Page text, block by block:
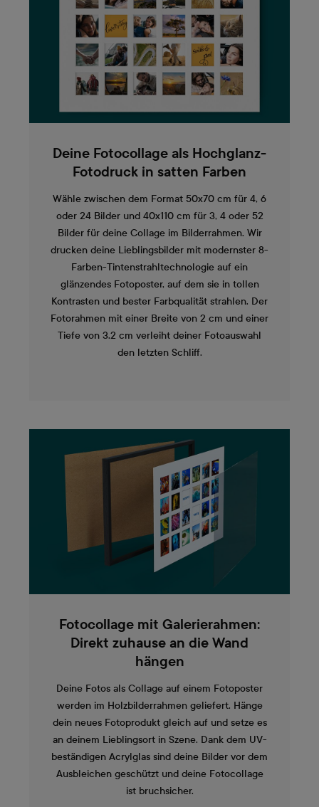
Deine Fotocollage als Hochglanz-
Fotodruck in satten Farben
Wähle zwischen dem Format 50x70 cm für 4, 6
oder 24 Bilder und 40x110 cm für 3, 4 oder 52
Bilder für deine Collage im Bilderrahmen. Wir
drucken deine Lieblingsbilder mit modernster 8-
Farben-Tintenstrahltechnologie auf ein
glänzendes Fotoposter, auf dem sie in tollen
Kontrasten und bester Farbqualität strahlen. Der
Fotorahmen mit einer Breite von 2 cm und einer
Tiefe von 3.2 cm verleiht deiner Fotoauswahl
den letzten Schliff.
Fotocollage mit Galerierahmen:
Direkt zuhause an die Wand
hängen
Deine Fotos als Collage auf einem Fotoposter
werden im Holzbilderrahmen geliefert. Hänge
dein neues Fotoprodukt gleich auf und setze es
an deinem Lieblingsort in Szene. Dank dem UV-
beständigen Acrylglas sind deine Bilder vor dem
Ausbleichen geschützt und deine Fotocollage
ist bruchsicher.